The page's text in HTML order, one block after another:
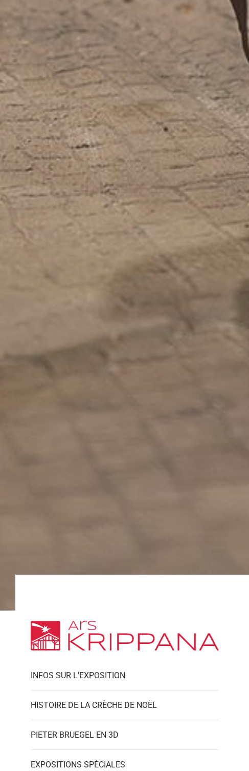
INFOS SUR L'EXPOSITION
HISTOIRE DE LA CRÈCHE DE NOËL
PIETER BRUEGEL EN 3D
EXPOSITIONS SPÉCIALES